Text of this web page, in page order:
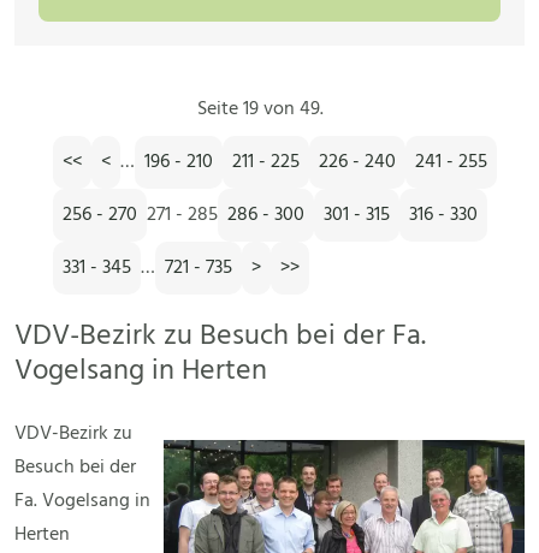
Seite 19 von 49.
<<
< … 196 - 210 211 - 225 226 - 240
241 - 255
256 - 270 271 - 285 286 - 300 301 - 315
316 - 330
331 - 345 … 721 - 735 > >>
VDV-Bezirk zu Besuch bei der Fa.
Vogelsang in Herten
VDV-Bezirk zu
Besuch bei der
Fa. Vogelsang in
Herten